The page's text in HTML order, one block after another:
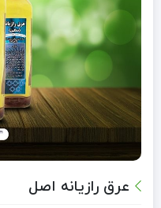
عرق رازیانه اصل